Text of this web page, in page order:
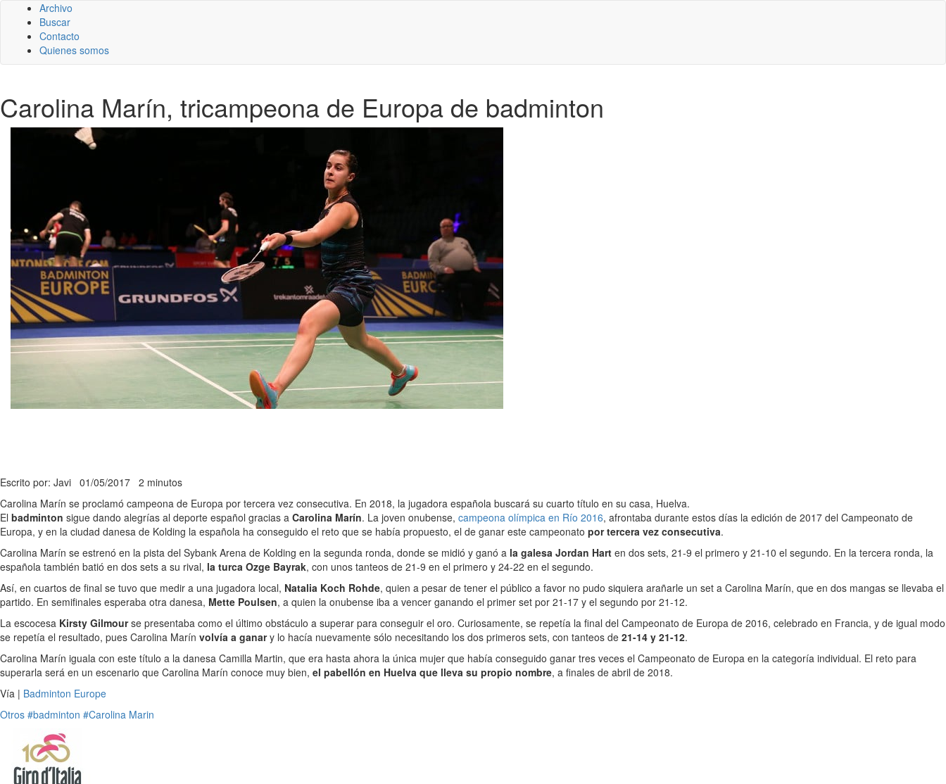
Archivo
Buscar
Contacto
Quienes somos
Carolina Marín, tricampeona de Europa de badminton
Escrito por: Javi 01/05/2017 2 minutos
Carolina Marín se proclamó campeona de Europa por tercera vez consecutiva. En 2018, la jugadora española buscará su cuarto título en su casa, Huelva.
El badminton sigue dando alegrías al deporte español gracias a Carolina Marín. La joven onubense, campeona olímpica en Río 2016, afrontaba durante estos días la edición de 2017 del Campeonato de
Europa, y en la ciudad danesa de Kolding la española ha conseguido el reto que se había propuesto, el de ganar este campeonato por tercera vez consecutiva.
Carolina Marín se estrenó en la pista del Sybank Arena de Kolding en la segunda ronda, donde se midió y ganó a la galesa Jordan Hart en dos sets, 21-9 el primero y 21-10 el segundo. En la tercera ronda, la
española también batió en dos sets a su rival, la turca Ozge Bayrak, con unos tanteos de 21-9 en el primero y 24-22 en el segundo.
Así, en cuartos de final se tuvo que medir a una jugadora local, Natalia Koch Rohde, quien a pesar de tener el público a favor no pudo siquiera arañarle un set a Carolina Marín, que en dos mangas se llevaba el
partido. En semifinales esperaba otra danesa, Mette Poulsen, a quien la onubense iba a vencer ganando el primer set por 21-17 y el segundo por 21-12.
La escocesa Kirsty Gilmourse presentaba como el último obstáculo a superar para conseguir el oro. Curiosamente, se repetía la final del Campeonato de Europa de 2016, celebrado en Francia, y de igual modo
se repetía el resultado, pues Carolina Marín volvía a ganary lo hacía nuevamente sólo necesitando los dos primeros sets, con tanteos de 21-14 y 21-12.
Carolina Marín iguala con este título a la danesa Camilla Martin, que era hasta ahora la única mujer que había conseguido ganar tres veces el Campeonato de Europa en la categoría individual. El reto para
superarla será en un escenario que Carolina Marín conoce muy bien, el pabellón en Huelva que lleva su propio nombre, a finales de abril de 2018.
Vía | Badminton Europe
Otros #badminton #Carolina Marin